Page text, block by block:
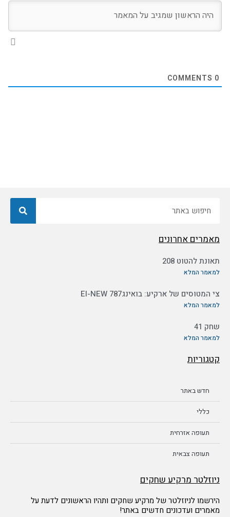
0
מאמרים אחרונים
תאונת להטוט 208
למאמר המלא
צי המטוסים של ארקיע: בואינג787 EI-NEW
למאמר המלא
שחק 41
למאמר המלא
קטגוריות
חדש באתר
כללי
תעופה אזרחית
תעופה צבאית
ניוזלטר מרקיע שחקים
הירשמו לניוזלטר של מרקיע שחקים ותהיו הראשונים לדעת על
מאמרים ועדכונים חדשים באתר!